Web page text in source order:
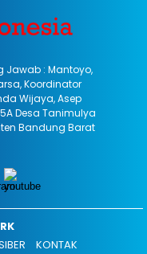
Jawab : Mantoyo,
Koordinator
Wijaya, Asep
Desa Tanimulya
Bandung Barat
KONTAK